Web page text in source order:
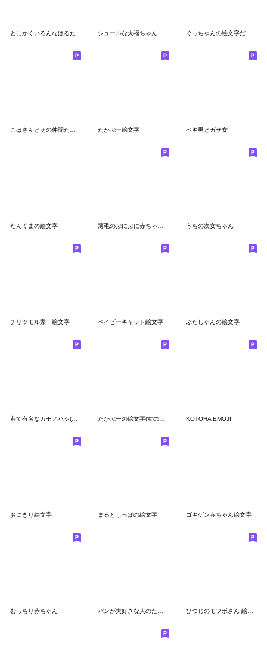
とにかくいろんなはるた シュールな大福ちゃん絵文字パート1 ぐっちゃんの絵文字だもん
たかぷー絵文字 ペキ男とガサ女
たんくまの絵文字 うちの次女ちゃん
チリツモル家 絵文字 ベイビーキャット絵文字 ぶたしゃんの絵文字
KOTOHA EMOJI
おにぎり絵文字 まるとしっぽの絵文字 ゴキゲン赤ちゃん絵文字
むっちり赤ちゃん パンが大好きな人のための絵文字 ひつじのモフボさん 絵文字